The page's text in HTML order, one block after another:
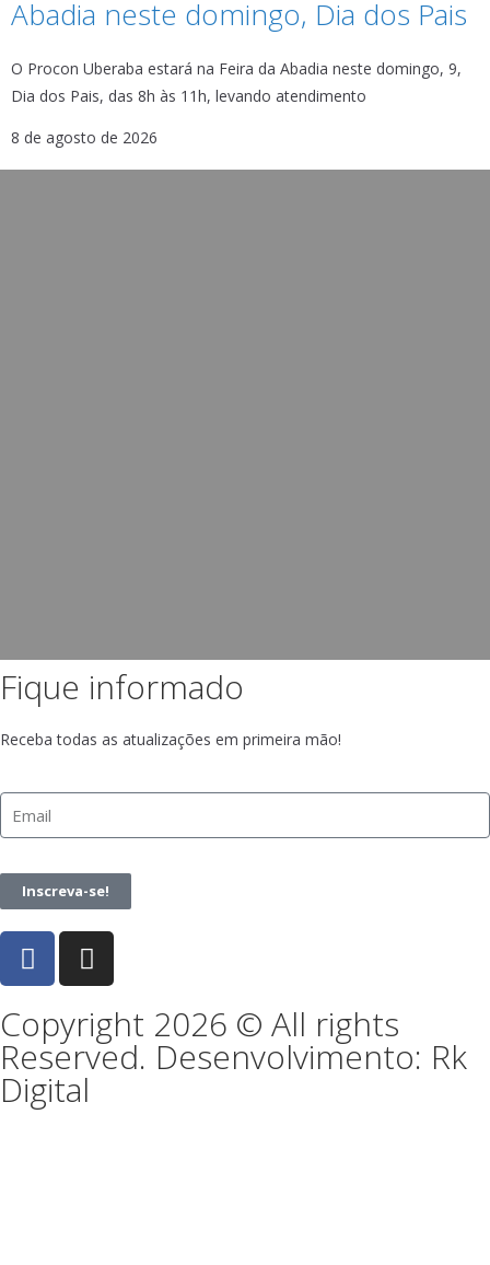
Abadia neste domingo, Dia dos Pais
O Procon Uberaba estará na Feira da Abadia neste domingo, 9,
Dia dos Pais, das 8h às 11h, levando atendimento
8 de agosto de 2026
Fique informado
Receba todas as atualizações em primeira mão!
Inscreva-se!
Copyright 2026 © All rights
Reserved. Desenvolvimento: Rk
Digital